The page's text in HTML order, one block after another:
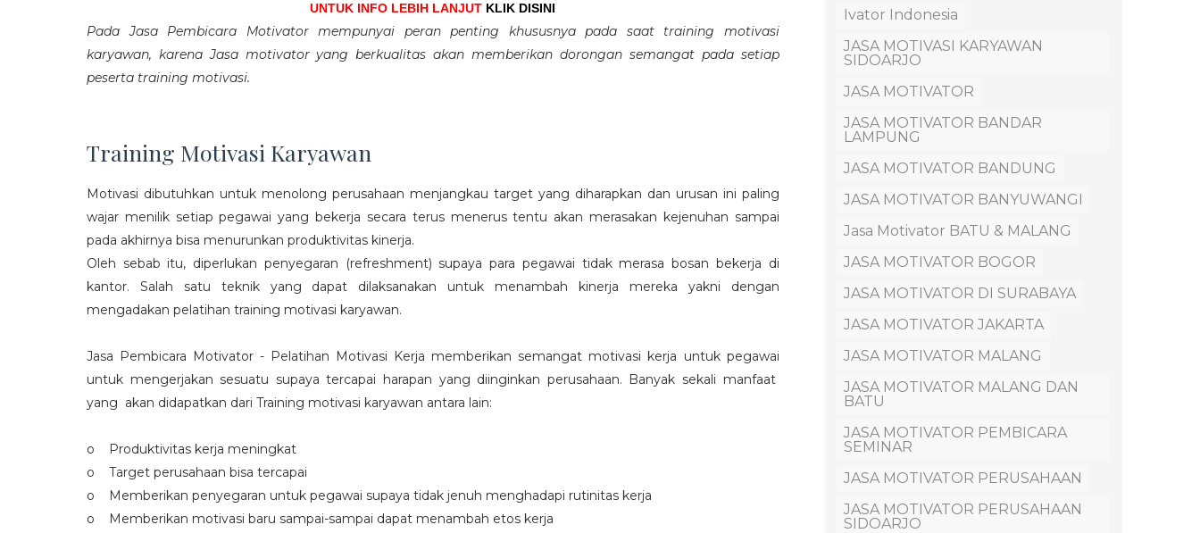
UNTUK INFO LEBIH LANJUT KLIK DISINI
Pada Jasa Pembicara Motivator mempunyai peran penting khususnya pada saat training motivasi
karyawan, karena Jasa motivator yang berkualitas akan memberikan dorongan semangat pada setiap
peserta training motivasi.
Training Motivasi Karyawan
Motivasi dibutuhkan untuk menolong perusahaan menjangkau target yang diharapkan dan urusan ini paling
wajar menilik setiap pegawai yang bekerja secara terus menerus tentu akan merasakan kejenuhan sampai
pada akhirnya bisa menurunkan produktivitas kinerja.
Oleh sebab itu, diperlukan penyegaran (refreshment) supaya para pegawai tidak merasa bosan bekerja di
kantor. Salah satu teknik yang dapat dilaksanakan untuk menambah kinerja mereka yakni dengan
mengadakan pelatihan training motivasi karyawan.
Jasa Pembicara Motivator - Pelatihan Motivasi Kerja memberikan semangat motivasi kerja untuk pegawai
untuk mengerjakan sesuatu supaya tercapai harapan yang diinginkan perusahaan. Banyak sekali manfaat
yang akan didapatkan dari Training motivasi karyawan antara lain:
o Produktivitas kerja meningkat
o Target perusahaan bisa tercapai
o Memberikan penyegaran untuk pegawai supaya tidak jenuh menghadapi rutinitas kerja
o Memberikan motivasi baru sampai-sampai dapat menambah etos kerja
Ivator Indonesia
JASA MOTIVASI KARYAWAN
SIDOARJO
JASA MOTIVATOR
JASA MOTIVATOR BANDAR
LAMPUNG
JASA MOTIVATOR BANDUNG
JASA MOTIVATOR BANYUWANGI
Jasa Motivator BATU & MALANG
JASA MOTIVATOR BOGOR
JASA MOTIVATOR DI SURABAYA
JASA MOTIVATOR JAKARTA
JASA MOTIVATOR MALANG
JASA MOTIVATOR MALANG DAN
BATU
JASA MOTIVATOR PEMBICARA
SEMINAR
JASA MOTIVATOR PERUSAHAAN
JASA MOTIVATOR PERUSAHAAN
SIDOARJO